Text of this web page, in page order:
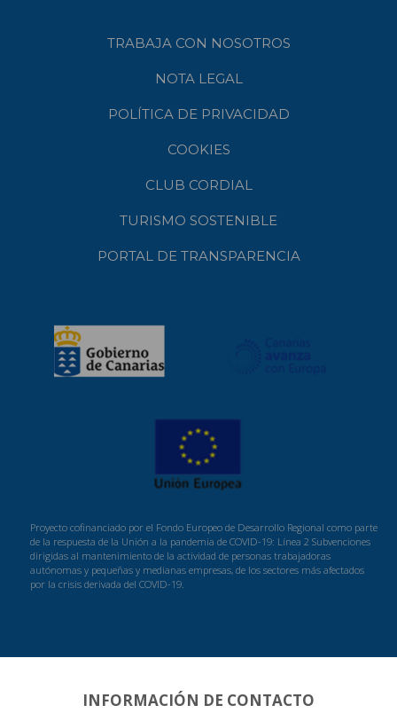
TRABAJA CON NOSOTROS
NOTA LEGAL
POLÍTICA DE PRIVACIDAD
COOKIES
CLUB CORDIAL
TURISMO SOSTENIBLE
PORTAL DE TRANSPARENCIA
Proyecto cofinanciado por el Fondo Europeo de Desarrollo Regional como parte
de la respuesta de la Unión a la pandemia de COVID-19: Línea 2 Subvenciones
dirigidas al mantenimiento de la actividad de personas trabajadoras
autónomas y pequeñas y medianas empresas, de los sectores más afectados
por la crisis derivada del COVID-19.
INFORMACIÓN DE CONTACTO